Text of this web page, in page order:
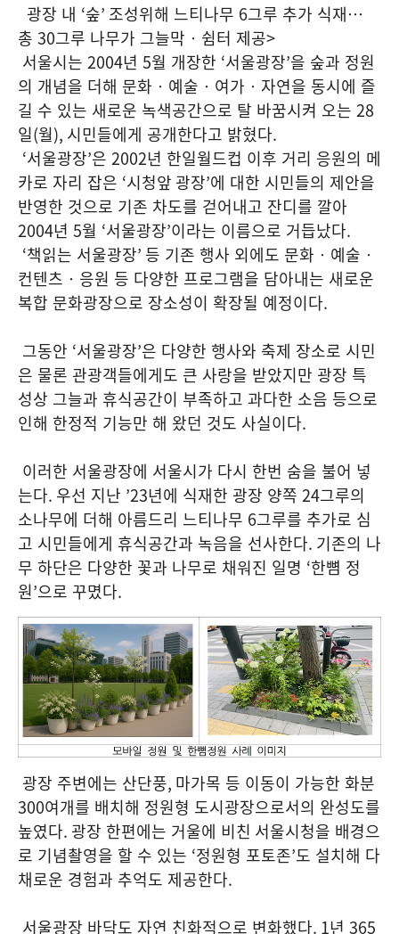
광장 내 ‘숲’ 조성위해 느티나무 6그루 추가 식재…
총 30그루 나무가 그늘막‧쉼터 제공>
서울시는 2004년 5월 개장한 ‘서울광장’을 숲과 정원
의 개념을 더해 문화‧예술‧여가‧자연을 동시에 즐
길 수 있는 새로운 녹색공간으로 탈 바꿈시켜 오는 28
일(월), 시민들에게 공개한다고 밝혔다.
‘서울광장’은 2002년 한일월드컵 이후 거리 응원의 메
카로 자리 잡은 ‘시청앞 광장’에 대한 시민들의 제안을
반영한 것으로 기존 차도를 걷어내고 잔디를 깔아
2004년 5월 ‘서울광장’이라는 이름으로 거듭났다.
‘책읽는 서울광장’ 등 기존 행사 외에도 문화‧예술‧
컨텐츠‧응원 등 다양한 프로그램을 담아내는 새로운
복합 문화광장으로 장소성이 확장될 예정이다.
그동안 ‘서울광장’은 다양한 행사와 축제 장소로 시민
은 물론 관광객들에게도 큰 사랑을 받았지만 광장 특
성상 그늘과 휴식공간이 부족하고 과다한 소음 등으로
인해 한정적 기능만 해 왔던 것도 사실이다.
이러한 서울광장에 서울시가 다시 한번 숨을 불어 넣
는다. 우선 지난 ’23년에 식재한 광장 양쪽 24그루의
소나무에 더해 아름드리 느티나무 6그루를 추가로 심
고 시민들에게 휴식공간과 녹음을 선사한다. 기존의 나
무 하단은 다양한 꽃과 나무로 채워진 일명 ‘한뼘 정
원’으로 꾸몄다.
광장 주변에는 산단풍, 마가목 등 이동이 가능한 화분
300여개를 배치해 정원형 도시광장으로서의 완성도를
높였다. 광장 한편에는 거울에 비친 서울시청을 배경으
로 기념촬영을 할 수 있는 ‘정원형 포토존’도 설치해 다
채로운 경험과 추억도 제공한다.
서울광장 바닥도 자연 친화적으로 변화했다. 1년 365